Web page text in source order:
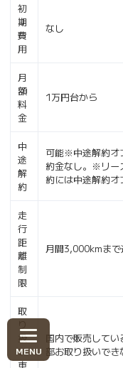
初
期
費
用
なし
月
額
料
金
1万円台から
中
途
解
約
可能※中途解約オ
約金なし。※リー
約には中途解約オ
走
行
距
離
制
限
月間3,000kmまで
取
扱
い
車
国内で販売して
部お取り扱いで